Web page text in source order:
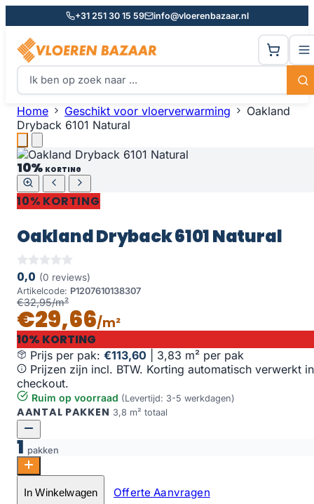
+31 251 30 15 59 info@vloerenbazaar.nl
Home Geschikt voor vloerverwarming
Oakland
Dryback 6101 Natural
10% KORTING
10% KORTING
Oakland Dryback 6101 Natural
0,0 (0 reviews)
Artikelcode: P1207610138307
€32,95/m²
€29,66/m²
10% KORTING
Prijs per pak: €113,60
3,83 m² per pak
Prijzen zijn incl. BTW. Korting automatisch verwerkt in
checkout.
Ruim op voorraad (Levertijd: 3-5 werkdagen)
AANTAL PAKKEN 3,8 m² totaal
1 pakken
Oakland Dryback 6101 Natural aantal
Toevoegen aan winkelwagen
In Winkelwagen Offerte Aanvragen